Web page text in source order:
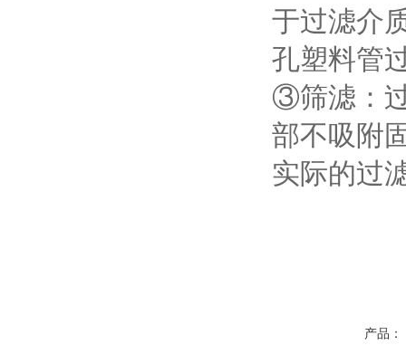
于过滤介
孔塑料管
③筛滤：
部不吸附
实际的过
产品：